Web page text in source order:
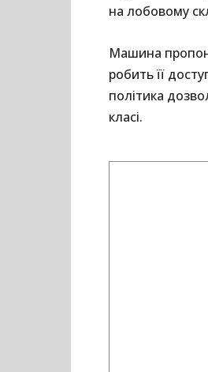
на лобовому
Машина
робить її
політика
класі.